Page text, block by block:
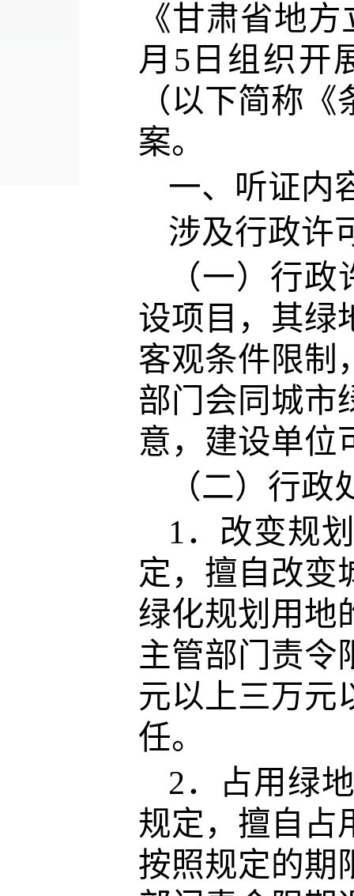
《甘肃省地
月5日组织开
（以下简称
案。
一、听证内
涉及行政许
（一）行
设项目，其绿
客观条件限制
部门会同城市
意，建设单位
（二）行政
1．改变规
定，擅自改变
绿化规划用地
主管部门责令
元以上三万元
任。
2．占用绿
规定，擅自占
按照规定的期